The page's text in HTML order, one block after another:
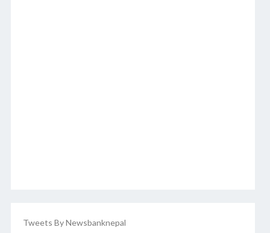
Tweets By Newsbanknepal